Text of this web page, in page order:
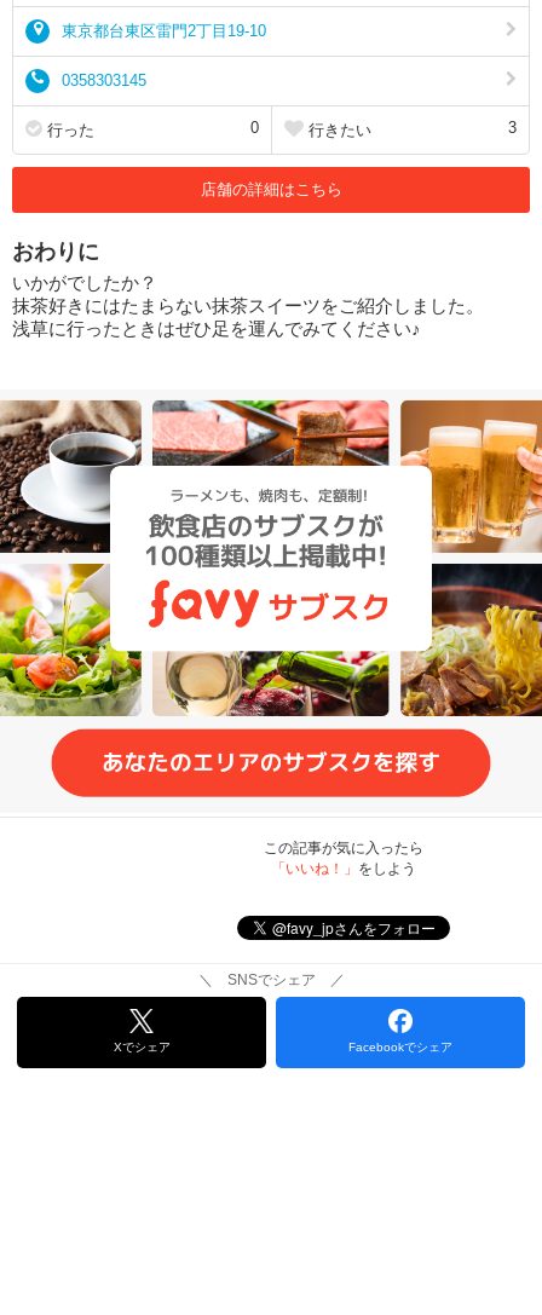
東京都台東区雷門2丁目19-10
0358303145
行った 0 行きたい 3
店舗の詳細はこちら
おわりに
いかがでしたか？
抹茶好きにはたまらない抹茶スイーツをご紹介しました。
浅草に行ったときはぜひ足を運んでみてください♪
この記事が気に入ったら
「いいね！」 をしよう
＼ SNSでシェア ／
Xでシェア Facebookでシェア